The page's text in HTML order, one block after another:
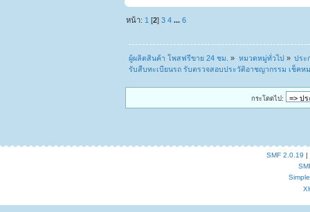
หน้า: 1 [2]3 4 ...6
ผู้ผลิตสินค้า โพสฟรีขาย 24 ชม. » หมวดหมู่ทั่วไป » ประ
รับสืบทะเบียนรถ รับตรวจสอบประวัติอาชญากรรม เช็คห
กระโดดไป:
SMF 2.0.19 |